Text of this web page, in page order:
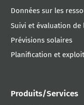
Données sur les
Suivi et évaluation
Prévisions solaires
Planification et
Produits/Services